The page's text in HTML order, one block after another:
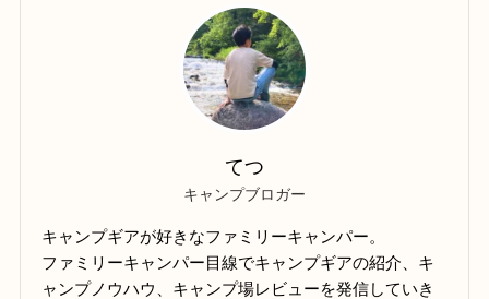
てつ
キャンプブロガー
キャンプギアが好きなファミリーキャンパー。
ファミリーキャンパー目線でキャンプギアの紹介、キ
ャンプノウハウ、キャンプ場レビューを発信していき